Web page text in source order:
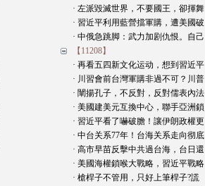
· 左派毀滅世界，不要國王，卻揮舞
· 習近平利用藍營擋軍購，遭美國破
· 中俄急跳脚：武力加剧仇恨。自己
【11208】
· 再看五四新文化运动，想到習近平
· 川習會前台灣軍購非過不可？川普
· 闡揚孔子，不反對，反對儒表內法
· 美國建美元互換中心，聯手亞洲鎖
· 習近平看了嚇破膽！讓伊朗政權更
· 中台关系77年！台海关系走向彻底
· 高市早苗反擊中共過台海，台日還
· 美國海權鎖喉大戰略，習近平戰略
· 槍桿子不管用，只好上筆桿子?謊